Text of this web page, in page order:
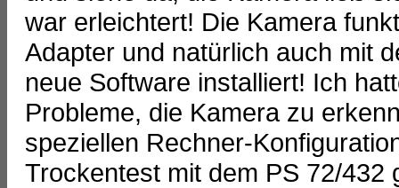
war erleichtert! Die Kamera
Adapter und natürlich auch mit
neue Software installiert! Ich
Probleme, die Kamera zu
speziellen Rechner-
Trockentest mit dem PS 72/432